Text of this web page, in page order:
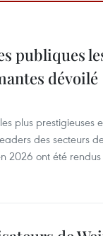
publiques
dévoilé
plus prestigieuses
des secteurs
2026 ont été